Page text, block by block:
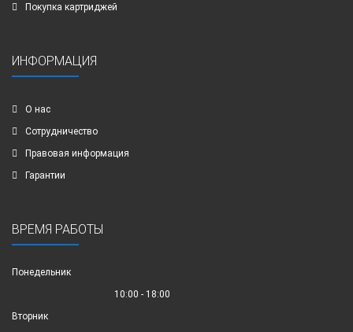
Покупка картриджей
ИНФОРМАЦИЯ
О нас
Сотрудничество
Правовая информация
Гарантии
ВРЕМЯ РАБОТЫ
Понедельник
10:00 - 18:00
Вторник